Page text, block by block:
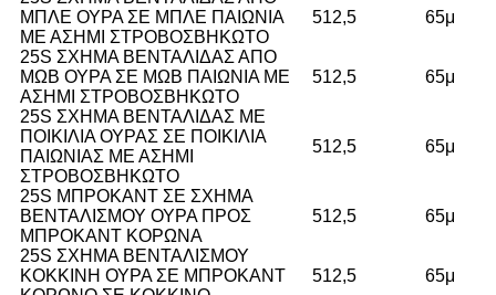
ΜΠΛΕ ΟΥΡΑ ΣΕ ΜΠΛΕ ΠΑΙΩΝΙΑ
ΜΕ ΑΣΗΜΙ ΣΤΡΟΒΟΣΒΗΚΩΤΟ
512,5 65μ
25S ΣΧΗΜΑ ΒΕΝΤΑΛΙΔΑΣ ΑΠΟ
ΜΩΒ ΟΥΡΑ ΣΕ ΜΩΒ ΠΑΙΩΝΙΑ ΜΕ
ΑΣΗΜΙ ΣΤΡΟΒΟΣΒΗΚΩΤΟ
512,5 65μ
25S ΣΧΗΜΑ ΒΕΝΤΑΛΙΔΑΣ ΜΕ
ΠΟΙΚΙΛΙΑ ΟΥΡΑΣ ΣΕ ΠΟΙΚΙΛΙΑ
ΠΑΙΩΝΙΑΣ ΜΕ ΑΣΗΜΙ
ΣΤΡΟΒΟΣΒΗΚΩΤΟ
512,5 65μ
25S ΜΠΡΟΚΑΝΤ ΣΕ ΣΧΗΜΑ
ΒΕΝΤΑΛΙΣΜΟΥ ΟΥΡΑ ΠΡΟΣ
ΜΠΡΟΚΑΝΤ ΚΟΡΩΝΑ
512,5 65μ
25S ΣΧΗΜΑ ΒΕΝΤΑΛΙΣΜΟΥ
ΚΟΚΚΙΝΗ ΟΥΡΑ ΣΕ ΜΠΡΟΚΑΝΤ
512,5 65μ